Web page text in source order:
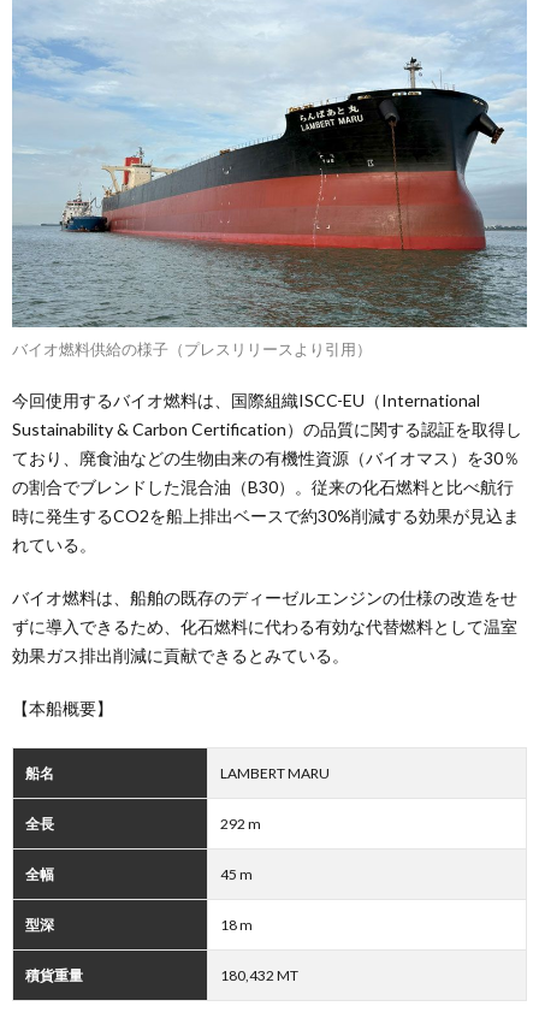
バイオ燃料供給の様子（プレスリリースより引用）
今回使用するバイオ燃料は、国際組織ISCC-EU（International
Sustainability & Carbon Certification）の品質に関する認証を取得し
ており、廃食油などの生物由来の有機性資源（バイオマス）を30％
の割合でブレンドした混合油（B30）。従来の化石燃料と比べ航行
時に発生するCO2を船上排出ベースで約30%削減する効果が見込ま
れている。
バイオ燃料は、船舶の既存のディーゼルエンジンの仕様の改造をせ
ずに導入できるため、化石燃料に代わる有効な代替燃料として温室
効果ガス排出削減に貢献できるとみている。
【本船概要】
船名 LAMBERT MARU
全長 292 m
全幅 45 m
型深 18 m
積貨重量 180,432 MT